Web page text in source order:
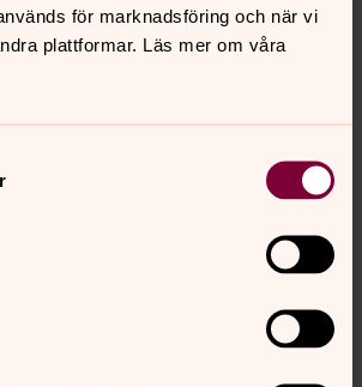
för marknadsföring och när vi
plattformar. Läs mer om våra